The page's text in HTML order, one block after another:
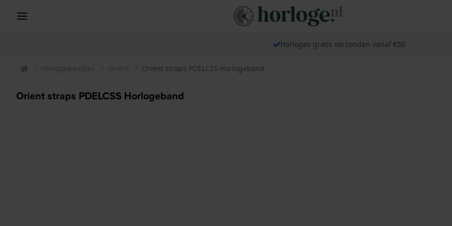
Horloges gratis verzonden vanaf €50
Horlogebandjes Orient Orient straps PDELCSS Horlogeband
Orient straps PDELCSS Horlogeband